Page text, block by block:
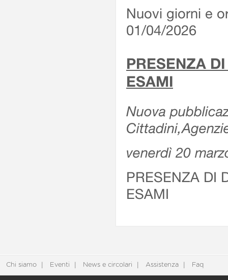
Nuovi giorni e
01/04/2026
PRESENZA
ESAMI
Nuova
venerdì 20
PRESENZA DI
ESAMI
Chi siamo Eventi News e circolari Assistenza Faq